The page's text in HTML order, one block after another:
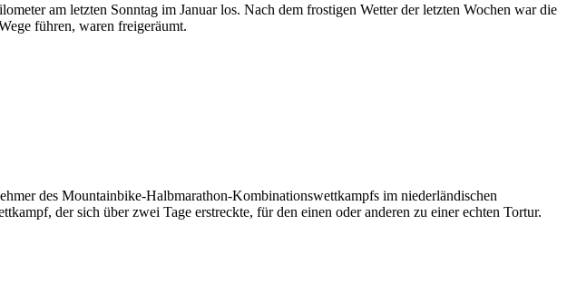
am letzten Sonntag im Januar los. Nach dem frostigen Wetter der letzten Wochen war die
führen, waren freigeräumt.
des Mountainbike-Halbmarathon-Kombinationswettkampfs im niederländischen
der sich über zwei Tage erstreckte, für den einen oder anderen zu einer echten Tortur.